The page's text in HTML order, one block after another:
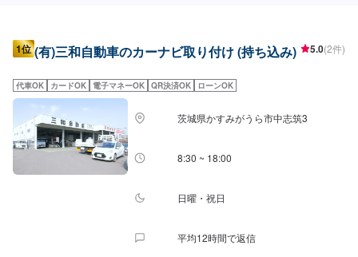
1位 (有)三和自動車のカーナビ取り付け (持ち込み) 5.0(2件)
代車OK カードOK 電子マネーOK QR決済OK ローンOK
茨城県かすみがうら市中志筑3
8:30 ~ 18:00
日曜・祝日
平均12時間で返信